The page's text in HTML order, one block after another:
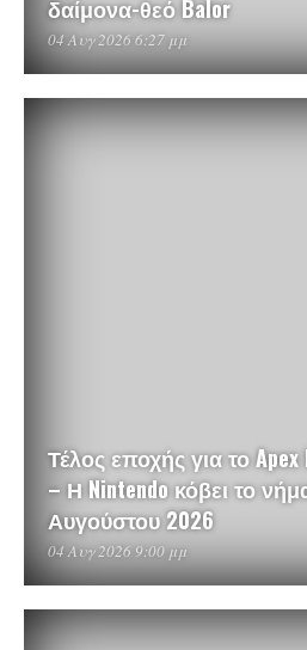
δαίμονα-θεό Balor
04 Αυγ 2026 6:27 μμ
Τέλος εποχής για το
– Η Nintendo κόβει το
Αυγούστου 2026
04 Αυγ 2026 9:00 μμ